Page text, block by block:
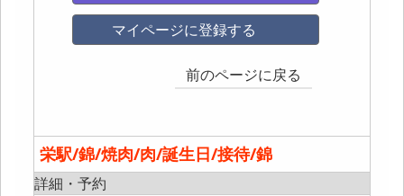
マイページに登録する
前のページに戻る
栄駅/錦/焼肉/肉/誕生日/接待/錦
詳細・予約